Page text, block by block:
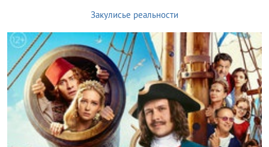
Закулисье реальности